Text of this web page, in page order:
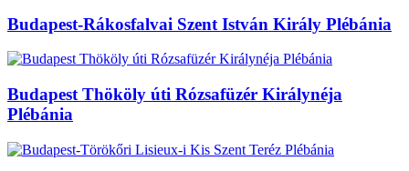
Budapest-Rákosfalvai Szent István Király Plébánia
Budapest Thököly úti Rózsafüzér Királynéja
Plébánia